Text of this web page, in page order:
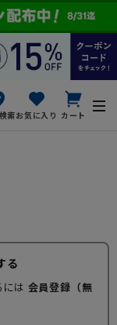
索お気に入り カート
る
は 会員登録（無